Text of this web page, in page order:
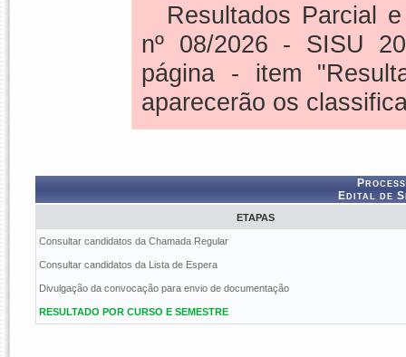
Resultados Parcial
nº 08/2026 - SISU
página - item
aparecerão os
Edital de
ETAPAS
Consultar candidatos da Chamada Regular
Consultar candidatos da Lista de Espera
Divulgação da convocação para envio de documentação
RESULTADO POR CURSO E SEMESTRE